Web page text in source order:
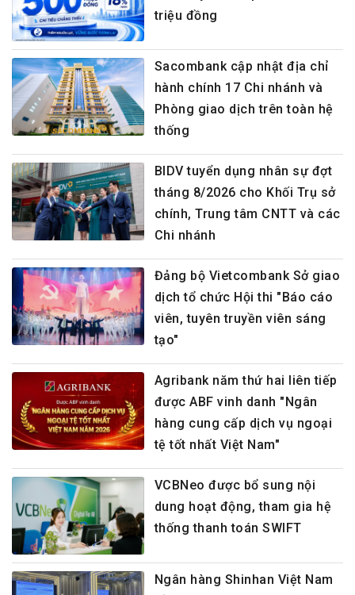
triệu đồng
Sacombank cập nhật địa chỉ
hành chính 17 Chi nhánh và
Phòng giao dịch trên toàn hệ
thống
BIDV tuyển dụng nhân sự đợt
tháng 8/2026 cho Khối Trụ sở
chính, Trung tâm CNTT và các
Chi nhánh
Đảng bộ Vietcombank Sở giao
dịch tổ chức Hội thi "Báo cáo
viên, tuyên truyền viên sáng
tạo"
Agribank năm thứ hai liên tiếp
được ABF vinh danh "Ngân
hàng cung cấp dịch vụ ngoại
tệ tốt nhất Việt Nam"
VCBNeo được bổ sung nội
dung hoạt động, tham gia hệ
thống thanh toán SWIFT
Ngân hàng Shinhan Việt Nam